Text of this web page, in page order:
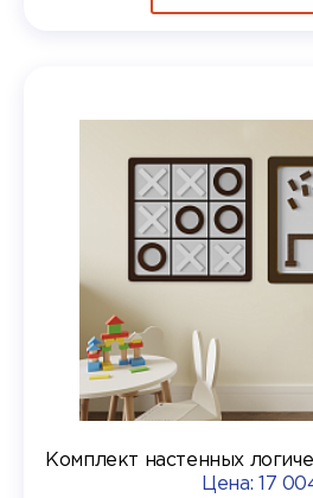
Комплект настенных
Цена:17